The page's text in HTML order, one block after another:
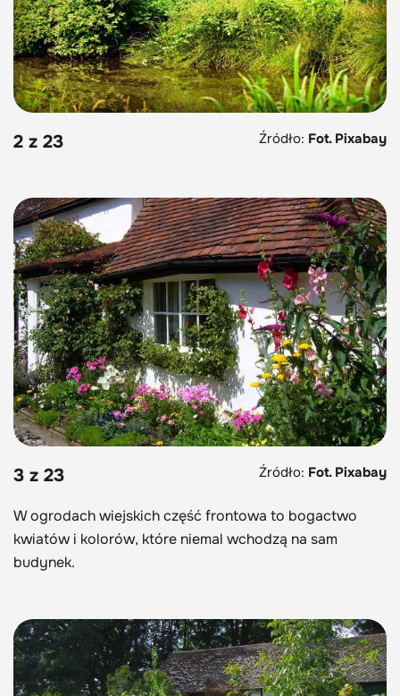
2 z 23 Źródło: Fot. Pixabay
3 z 23 Źródło: Fot. Pixabay
W ogrodach wiejskich część frontowa to bogactwo
kwiatów i kolorów, które niemal wchodzą na sam
budynek.